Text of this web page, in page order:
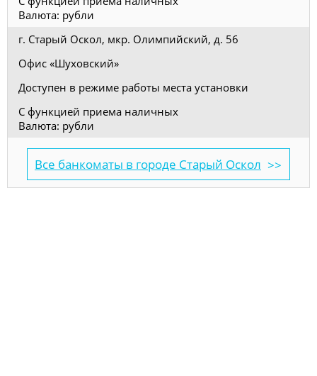
Валюта: рубли
г. Старый Оскол, мкр. Олимпийский, д. 56
Офис «Шуховский»
Доступен в режиме работы места установки
С функцией приема наличных
Валюта: рубли
Все банкоматы в городе Старый Оскол